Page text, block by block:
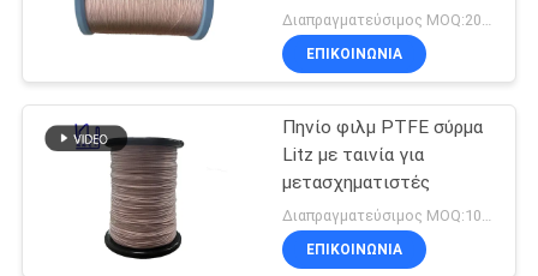
Μετασχηματιστή
ΕΠΙΚΟΙΝΩΝΙΑ
Πηνίο φιλμ PTFE σύρμα
Litz με ταινία για
μετασχηματιστές
ΕΠΙΚΟΙΝΩΝΙΑ